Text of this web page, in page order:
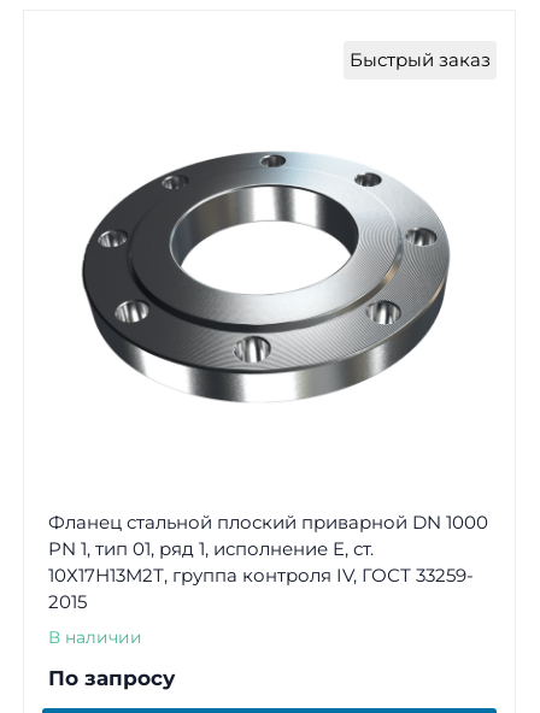
Быстрый заказ
Фланец стальной плоский приварной DN 1000
PN 1, тип 01, ряд 1, исполнение E, ст.
10Х17Н13М2Т, группа контроля IV, ГОСТ 33259-
2015
В наличии
По запросу